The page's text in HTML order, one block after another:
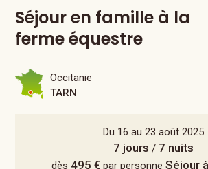
Séjour en famille à la
ferme équestre
Du 16 au 23 août 2025
7 jours / 7 nuits
dès 495 €par personne Séjour
Occitanie
TARN